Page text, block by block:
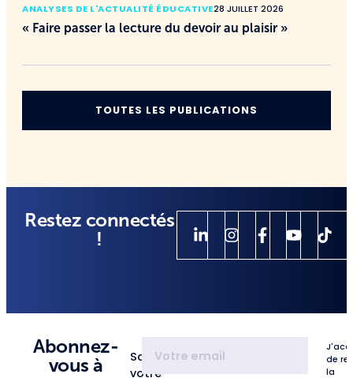
ANALYSES DE L'ACTUALITÉ ÉDUCATIVE28 JUILLET 2026
« Faire passer la lecture du devoir au plaisir »
TOUTES LES PUBLICATIONS
Restez connectés
!
Abonnez-
vous à
Saisissez
votre
de
la